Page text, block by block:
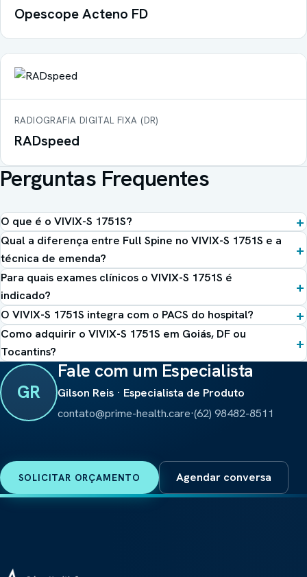
Opescope Acteno FD
RADIOGRAFIA DIGITAL FIXA (DR)
RADspeed
Perguntas Frequentes
O que é o VIVIX-S 1751S?
Qual a diferença entre Full Spine no VIVIX-S 1751S e a
técnica de emenda?
Para quais exames clínicos o VIVIX-S 1751S é
indicado?
O VIVIX-S 1751S integra com o PACS do hospital?
Como adquirir o VIVIX-S 1751S em Goiás, DF ou
Tocantins?
GR
Fale com um Especialista
Gilson Reis · Especialista de Produto
contato@prime-health.care·(62) 98482-8511
SOLICITAR ORÇAMENTO Agendar conversa